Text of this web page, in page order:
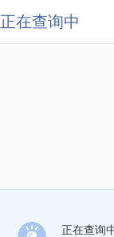
正在查询中
正在查询